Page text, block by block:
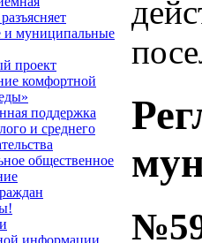
и муниципальные
проект
комфортной
поддержка
и среднего
общественное